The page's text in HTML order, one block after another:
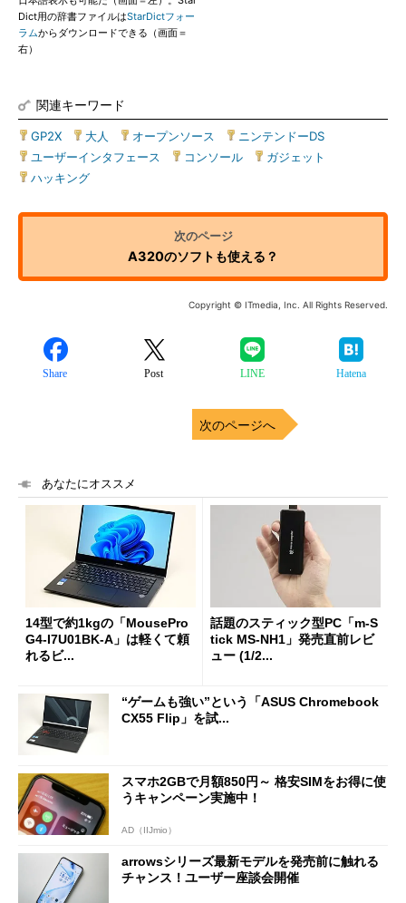
Dict用の辞書ファイルはStarDictフォー
ラムからダウンロードできる（画面＝
右）
関連キーワード
GP2X 大人 オープンソース ニンテンドーDS
ユーザーインタフェース
コンソール ガジェット
ハッキング
A320のソフトも使える？
Copyright © ITmedia, Inc. All Rights Reserved.
Share Post LINE Hatena
次のページへ
あなたにオススメ
14型で約1kgの「MousePro
G4-I7U01BK-A」は軽くて頼
れるビ...
話題のスティック型PC「m-S
tick MS-NH1」発売直前レビ
ュー (1/2...
“ゲームも強い”という「ASUS Chromebook
CX55 Flip」を試...
スマホ2GBで月額850円～ 格安SIMをお得に使
うキャンペーン実施中！
AD（IIJmio）
arrowsシリーズ最新モデルを発売前に触れる
チャンス！ユーザー座談会開催